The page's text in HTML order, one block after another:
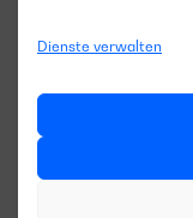
Dienste verwalten